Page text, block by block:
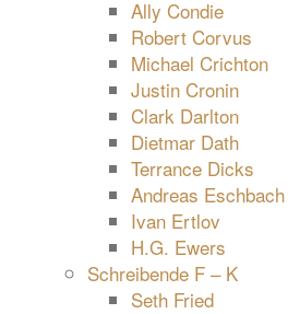
Ally Condie
Robert Corvus
Michael Crichton
Justin Cronin
Clark Darlton
Dietmar Dath
Terrance Dicks
Andreas Eschbach
Ivan Ertlov
H.G. Ewers
Schreibende F – K
Seth Fried